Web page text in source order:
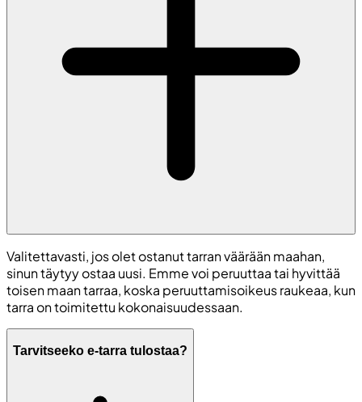
Valitettavasti, jos olet ostanut tarran väärään maahan,
sinun täytyy ostaa uusi. Emme voi peruuttaa tai hyvittää
toisen maan tarraa, koska peruuttamisoikeus raukeaa, kun
tarra on toimitettu kokonaisuudessaan.
Tarvitseeko e-tarra tulostaa?